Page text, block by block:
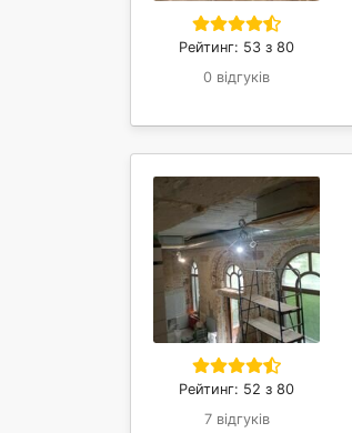
Рейтинг: 53 з 80
0 відгуків
Рейтинг: 52 з 80
7 відгуків